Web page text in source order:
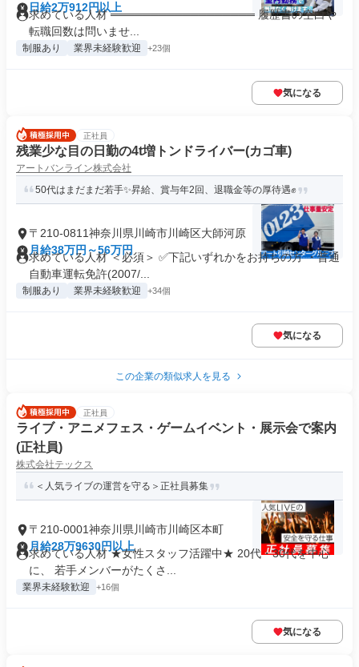
日給2万912円以上
求めている人材 ══════════════════ 履歴書の空白や
転職回数は問いませ...
制服あり 業界未経験歓迎 +23個
気になる
正社員
残業少な目の日勤の4t増トンドライバー(カゴ車)
アートバンライン株式会社
50代はまだまだ若手✨昇給、賞与年2回、退職金等の厚待遇✊
〒210-0811神奈川県川崎市川崎区大師河原
月給38万円～56万円
求めている人材 ＜必須＞ ✅下記いずれかをお持ちの方 ・普通
自動車運転免許(2007/...
制服あり 業界未経験歓迎 +34個
気になる
この企業の類似求人を見る
正社員
ライブ・アニメフェス・ゲームイベント・展示会で案内
(正社員)
株式会社テックス
＜人気ライブの運営を守る＞正社員募集
〒210-0001神奈川県川崎市川崎区本町
月給28万9630円以上
求めている人材 ★女性スタッフ活躍中★ 20代・30代を中心
に、 若手メンバーがたくさ...
業界未経験歓迎 +16個
気になる